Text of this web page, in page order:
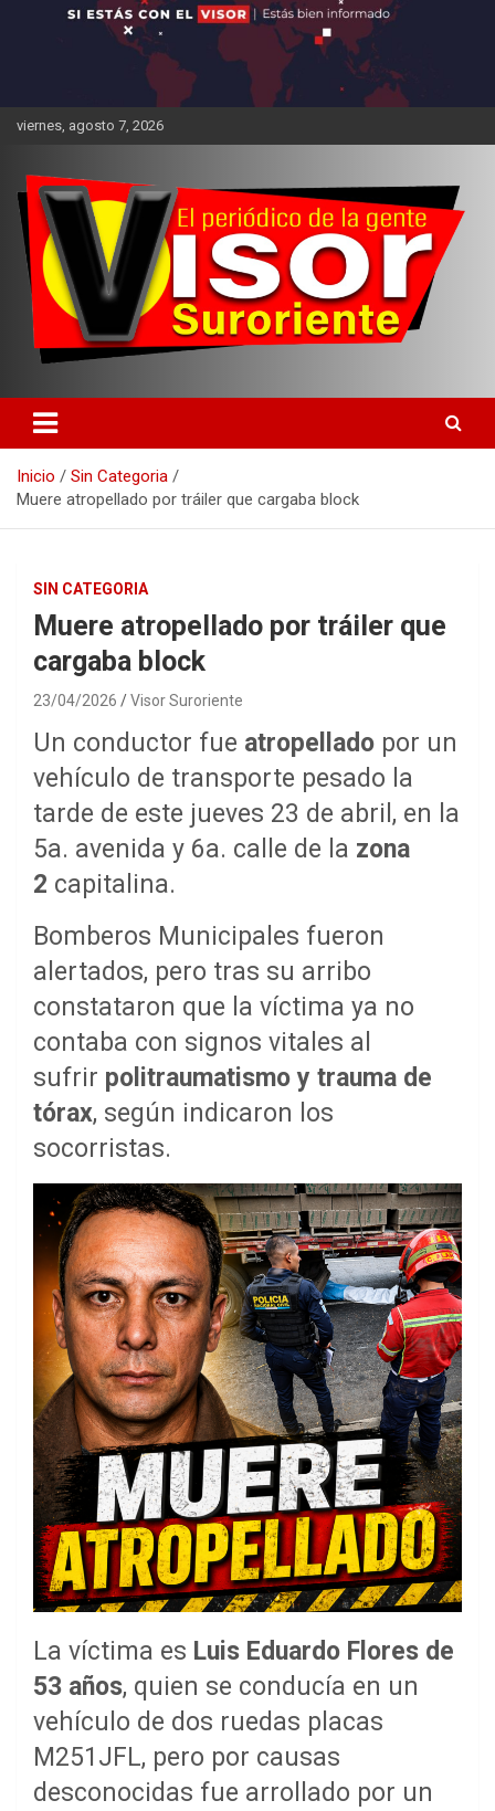
viernes, agosto 7, 2026
Inicio
Sin Categoria
Muere atropellado por tráiler que cargaba block
SIN CATEGORIA
Muere atropellado por tráiler que
cargaba block
23/04/2026 Visor Suroriente
Un conductor fue atropellado por un
vehículo de transporte pesado la
tarde de este jueves 23 de abril, en la
5a. avenida y 6a. calle de la zona
2 capitalina.
Bomberos Municipales fueron
alertados, pero tras su arribo
constataron que la víctima ya no
contaba con signos vitales al
sufrir politraumatismo y trauma de
tórax, según indicaron los
socorristas.
La víctima es Luis Eduardo Flores de
53 años, quien se conducía en un
vehículo de dos ruedas placas
M251JFL, pero por causas
desconocidas fue arrollado por un